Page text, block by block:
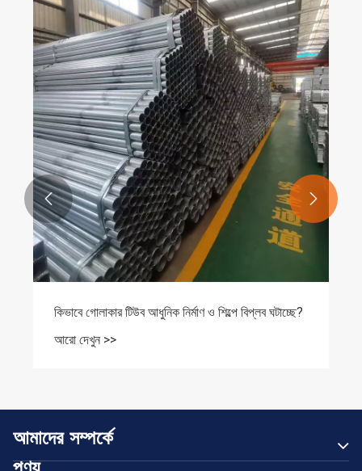
কিভাবে গোলাকার টিউব আধুনিক নির্মাণ ও শিল্পে বিপ্লব ঘটাচ্ছে?
আরো দেখুন >>
 
আমাদের সম্পর্কে